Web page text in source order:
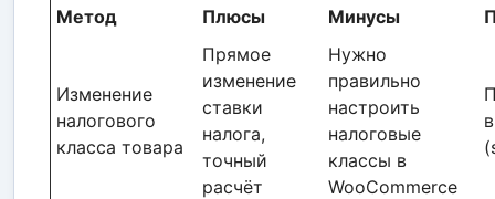
Метод Плюсы Минусы
Изменение
налогового
класса товара
Прямое
изменение
ставки
налога,
точный
расчёт
Нужно
правильно
настроить
налоговые
классы в
WooCommerce